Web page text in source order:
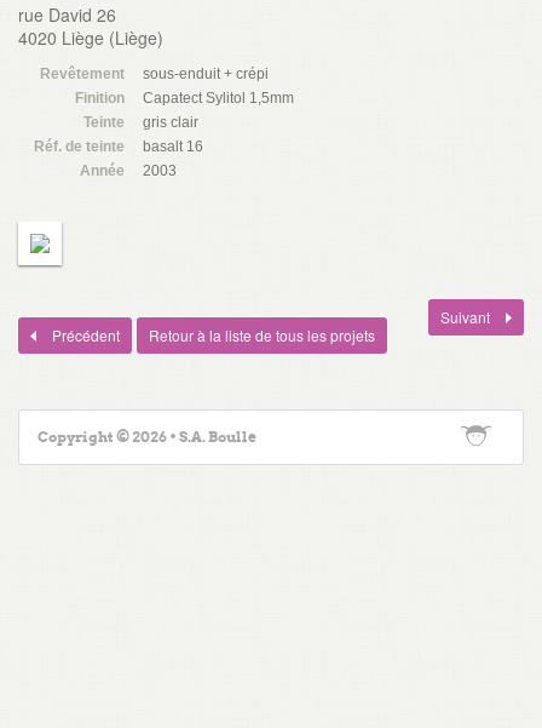
rue David 26
4020 Liège (Liège)
Revêtement
sous-enduit + crépi
Finition
Capatect Sylitol 1,5mm
Teinte
gris clair
Réf. de teinte
basalt 16
Année
2003
Précédent Retour à la liste de tous les projets
Suivant
Copyright © 2026 • S.A. Boulle